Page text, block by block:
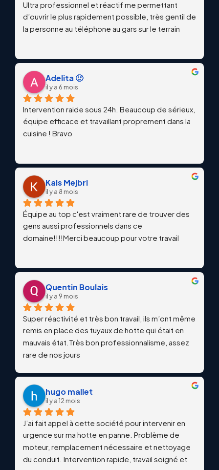
Ultra professionnel et réactif me permettant
d’ouvrir le plus rapidement possible, très gentil de
la personne au téléphone au gars sur le terrain
Adelita 🙂
il y a 6 mois
Intervention raide sous 24h. Beaucoup de sérieux,
équipe efficace et travaillant proprement dans la
cuisine ! Bravo
Kais Mejbri
il y a 8 mois
Équipe au top c'est vraiment rare de trouver des
gens aussi professionnels dans ce
domaine!!!!Merci beaucoup pour votre travail
Quentin Boulais
il y a 9 mois
Super réactivité et très bon travail, ils m’ont même
remis en place des tuyaux de hotte qui était en
mauvais état.Très bon professionnalisme, assez
rare de nos jours
hugo mallet
il y a 12 mois
J’ai fait appel à cette société pour intervenir en
urgence sur ma hotte en panne. Problème de
moteur, remplacement nécessaire et nettoyage
du conduit. Intervention rapide, travail soigné et